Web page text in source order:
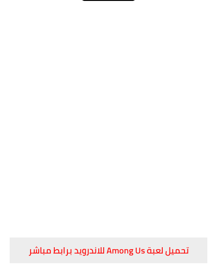
تحميل لعبة Among Us للاندرويد برابط مباشر